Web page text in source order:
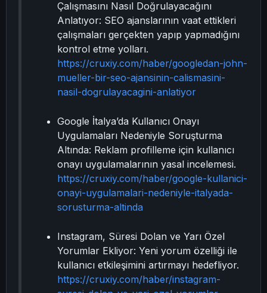
Çalışmasını Nasıl Doğrulayacağını
Anlatıyor: SEO ajanslarının vaat ettikleri
çalışmaları gerçekten yapıp yapmadığını
kontrol etme yolları.
https://cruxiy.com/haber/googledan-john-
mueller-bir-seo-ajansinin-calismasini-
nasil-dogrulayacagini-anlatiyor
Google İtalya’da Kullanıcı Onayı
Uygulamaları Nedeniyle Soruşturma
Altında: Reklam profilleme için kullanıcı
onayı uygulamalarının yasal incelemesi.
https://cruxiy.com/haber/google-kullanici-
onayi-uygulamalari-nedeniyle-italyada-
sorusturma-altinda
Instagram, Süresi Dolan ve Yarı Özel
Yorumlar Ekliyor: Yeni yorum özelliği ile
kullanıcı etkileşimini artırmayı hedefliyor.
https://cruxiy.com/haber/instagram-